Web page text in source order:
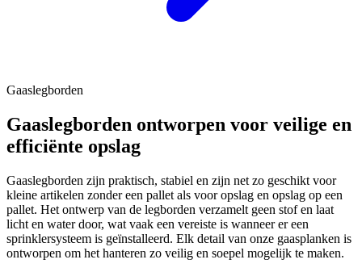
Gaaslegborden
Gaaslegborden ontworpen voor veilige en
efficiënte opslag
Gaaslegborden zijn praktisch, stabiel en zijn net zo geschikt voor
kleine artikelen zonder een pallet als voor opslag en opslag op een
pallet. Het ontwerp van de legborden verzamelt geen stof en laat
licht en water door, wat vaak een vereiste is wanneer er een
sprinklersysteem is geïnstalleerd. Elk detail van onze gaasplanken is
ontworpen om het hanteren zo veilig en soepel mogelijk te maken.